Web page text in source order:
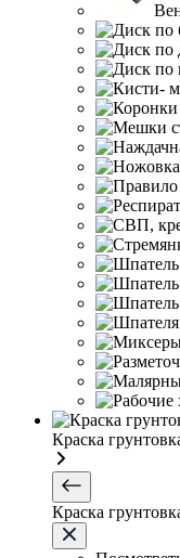
Краска
Краска